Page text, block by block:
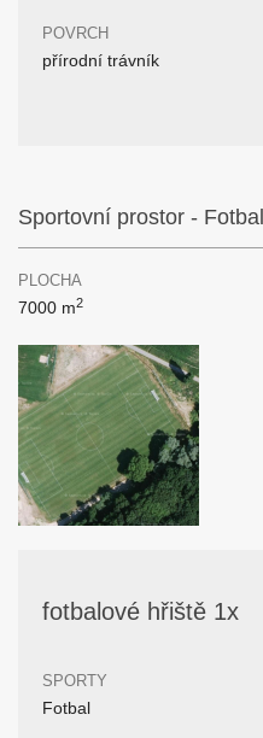
POVRCH
přírodní trávník
Sportovní prostor -
PLOCHA
7000 m2
fotbalové hřiště 1x
SPORTY
Fotbal